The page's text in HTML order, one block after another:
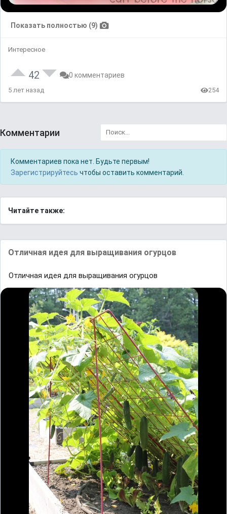
Показать полностью (9)
Интересное
42 0 комментариев
5 лет назад 254
Комментарии
Комментариев пока нет. Будьте первым!
Зарегистрируйтесь чтобы оставить комментарий.
Читайте также:
Отличная идея для выращивания огурцов
Отличная идея для выращивания огурцов